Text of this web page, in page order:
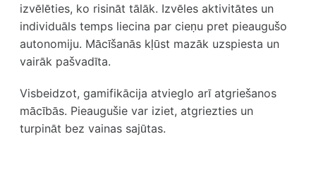
izvēlēties, ko risināt tālāk. Izvēles aktivitātes un
individuāls temps liecina par cieņu pret pieaugušo
autonomiju. Mācīšanās kļūst mazāk uzspiesta un
vairāk pašvadīta.
Visbeidzot, gamifikācija atvieglo arī atgriešanos
mācībās. Pieaugušie var iziet, atgriezties un
turpināt bez vainas sajūtas.